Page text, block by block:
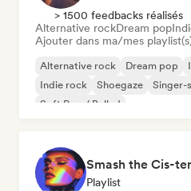
> 1500 feedbacks réalisés
Alternative rockDream pop
Ajouter dans ma/mes
Alternative rock Dream pop
Indie rock
Shoegaze
Singer-
Soft Pop / Ballad
Smash the Cis-
Playlist